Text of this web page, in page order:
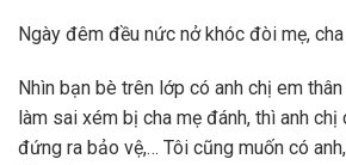
Ngày đêm đều nức nở khóc đòi mẹ,
Nhìn bạn bè trên lớp có anh chị em
làm sai xém bị cha mẹ đánh, thì anh
đứng ra bảo vệ,… Tôi cũng muốn có